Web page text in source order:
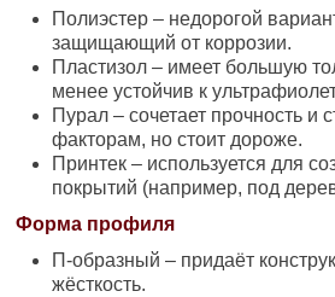
Полиэстер – недорогой
защищающий от коррозии.
Пластизол – имеет большую
менее устойчив к
Пурал – сочетает прочность и
факторам, но стоит дороже.
Принтек – используется для
покрытий (например, под
Форма профиля
П-образный – придаёт
жёсткость.